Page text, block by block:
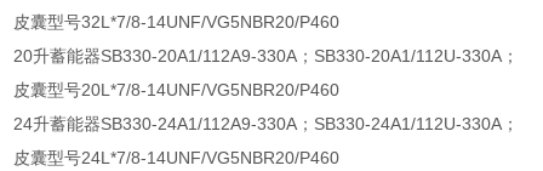
皮囊型号32L*7/8-14UNF/VG5NBR20/P460
20升蓄能器SB330-20A1/112A9-330A；SB330-20A1/112U-330A；
皮囊型号20L*7/8-14UNF/VG5NBR20/P460
24升蓄能器SB330-24A1/112A9-330A；SB330-24A1/112U-330A；
皮囊型号24L*7/8-14UNF/VG5NBR20/P460